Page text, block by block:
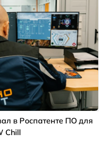
в Роспатенте ПО для
Chill